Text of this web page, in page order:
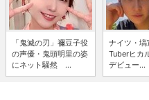
「鬼滅の刃」禰豆子役
の声優・鬼頭明里の姿
にネット騒然 ...
ナイツ・塙
Tuberヒカ
デビュー...